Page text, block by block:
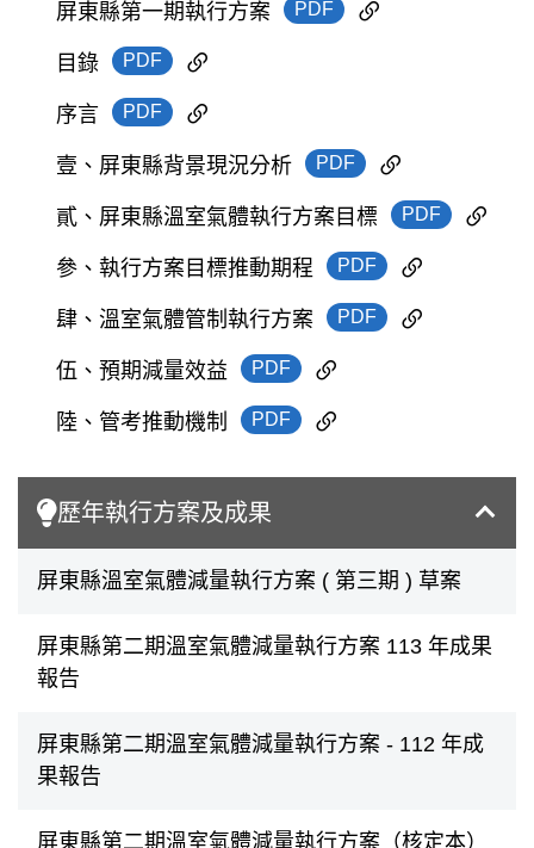
屏東縣第一期執行方案 PDF
目錄 PDF
序言 PDF
壹、屏東縣背景現況分析 PDF
貳、屏東縣溫室氣體執行方案目標 PDF
參、執行方案目標推動期程 PDF
肆、溫室氣體管制執行方案 PDF
伍、預期減量效益 PDF
陸、管考推動機制 PDF
歷年執行方案及成果
屏東縣溫室氣體減量執行方案 ( 第三期 ) 草案
屏東縣第二期溫室氣體減量執行方案 113 年成果
報告
屏東縣第二期溫室氣體減量執行方案 - 112 年成
果報告
屏東縣第二期溫室氣體減量執行方案（核定本）